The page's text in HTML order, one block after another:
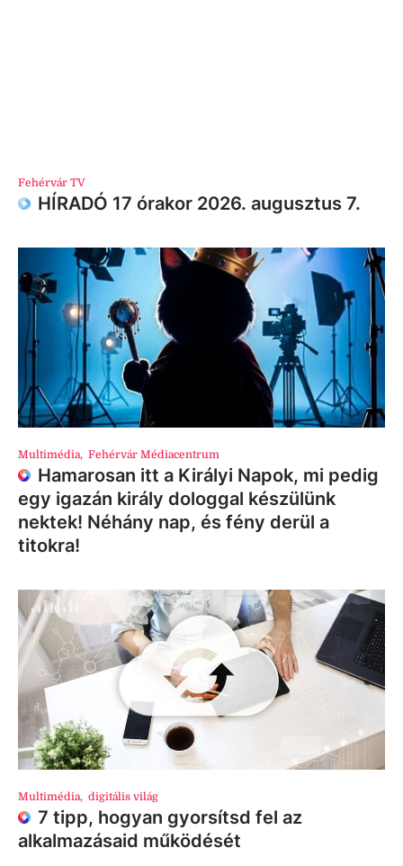
Fehérvár TV
HÍRADÓ 17 órakor 2026. augusztus 7.
Multimédia, Fehérvár Médiacentrum
Hamarosan itt a Királyi Napok, mi pedig
egy igazán király dologgal készülünk
nektek! Néhány nap, és fény derül a
titokra!
Multimédia, digitális világ
7 tipp, hogyan gyorsítsd fel az
alkalmazásaid működését